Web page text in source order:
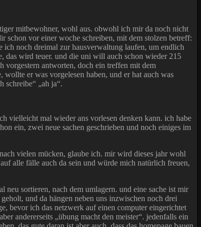
mitbewohner, wohl aus. obwohl ich mir da noch nicht
schon vor einer woche schreiben, mit dem stolzen betreff:
ich noch dreimal zur hausverwaltung laufen, um endlich
das wird teuer. und die uni will auch schon wieder 215
antworten, doch ein treffen mit dem
er was vorgelesen haben, und er hat auch was
schreibe“ „ah ja“.
vielleicht mal wieder ans vorlesen denken kann. ich habe
ein, zwei neue sachen geschrieben und noch einiges im
vielen mücken, glaube ich. mir wird dieses jahr wohl
alle fälle auch da sein und würde mich natürlich freuen,
neu sortieren, nach dem umlagern. und eine sache ist mir
und da hängen neben uns inzwischen noch drei
bevor ich das netzwerk auf einen computer eingerichtet
andererseits „übung macht den meister“. jedenfalls ein